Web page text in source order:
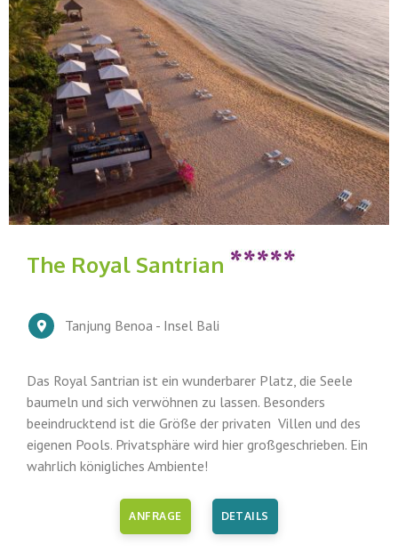
The Royal Santrian
Tanjung Benoa - Insel Bali
Das Royal Santrian ist ein wunderbarer Platz, die Seele
baumeln und sich verwöhnen zu lassen. Besonders
beeindrucktend ist die Größe der privaten Villen und des
eigenen Pools. Privatsphäre wird hier großgeschrieben. Ein
wahrlich königliches Ambiente!
ANFRAGE DETAILS